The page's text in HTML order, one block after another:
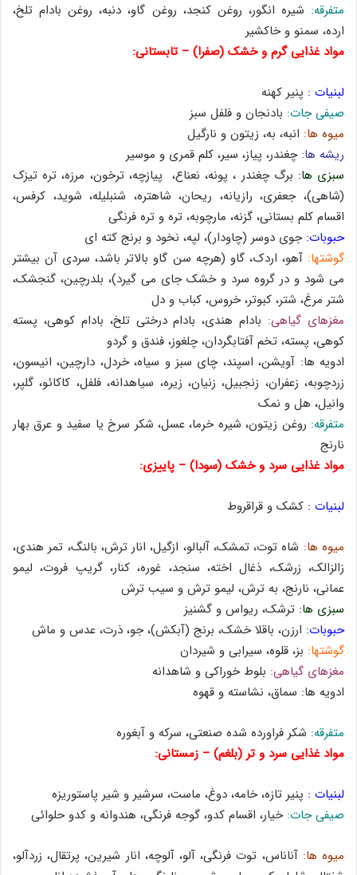
متفرقه: شیره انگور، روغن کنجد، روغن گاو، دنبه، روغن بادام تلخ،
ارده، سمنو و خاکشیر
مواد غذایی گرم و خشک (صفرا) – تابستانی:
لبنیات : پنیر کهنه
صیفی جات: بادنجان و فلفل سبز
ميوه ها: انبه، به، زیتون و نارگیل
ریشه ها: چغندر، پیاز، سیر، کلم قمری و موسیر
سبزی ها: برگ چغندر ، پونه، نعناع، پیازچه، ترخون، مرزه، تره تیزک
(شاهی)، جعفری، رازیانه، ریحان، شاهتره، شنبلیله، شوید، کرفس،
اقسام کلم بستانی، گزنه، مارچوبه، تره و تره فرنگی
حبوبات: جوی دوسر (چاودار)، لپه، نخود و برنج کته ای
گوشتها: آهو، اردک، گاو (هرچه سن گاو بالاتر باشد، سردی آن بیشتر
می شود و در گروه سرد و خشک جای می گیرد)، بلدرچین، گنجشک،
شتر مرغ، شتر، کبوتر، خروس، کباب و دل
مغزهای گیاهی: بادام هندی، بادام درختی تلخ، بادام کوهی، پسته
کوهی، پسته، تخم آفتابگردان، چلغوز، فندق و گردو
ادویه ها: آویشن، اسپند، چای سبز و سیاه، خردل، دارچین، انیسون،
زردچوبه، زعفران، زنجبیل، زنیان، زیره، سیاهدانه، فلفل، کاکائو، گلپر،
وانیل، هل و نمک
متفرقه: روغن زیتون، شیره خرما، عسل، شکر سرخ یا سفید و عرق بهار
نارنج
مواد غذایی سرد و خشک (سودا) – پاییزی:
لبنیات : کشک و قراقروط
ميوه ها: شاه توت، تمشک، آلبالو، ازگیل، انار ترش، بالنگ، تمر هندی،
زالزالک، زرشک، ذغال اخته، سنجد، غوره، کنار، گریپ فروت، لیمو
عمانی، نارنج، به ترش، لیمو ترش و سیب ترش
سبزی ها: ترشک، ریواس و گشنیز
حبوبات: ارزن، باقلا خشک، برنج (آبکش)، جو، ذرت، عدس و ماش
گوشتها: بز، قلوه، سیرابی و شیردان
مغزهای گیاهی: بلوط خوراکی و شاهدانه
ادویه ها: سماق، نشاسته و قهوه
متفرقه: شکر فراورده شده صنعتی، سرکه و آبغوره
مواد غذایی سرد و تر (بلغم) – زمستانی:
لبنیات : پنیر تازه، خامه، دوغ، ماست، سرشیر و شیر پاستوریزه
صیفی جات: خیار، اقسام کدو، گوجه فرنگی، هندوانه و کدو حلوائی
ميوه ها: آناناس، توت فرنگی، آلو، آلوچه، انار شیرین، پرتقال، زردآلو،